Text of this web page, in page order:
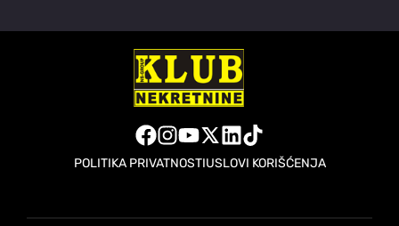
POLITIKA PRIVATNOSTIUSLOVI KORIŠĆENJA